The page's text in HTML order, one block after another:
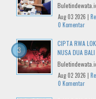
Aug 03 2026 |
0 Komentar
CIPTA RWA
NUSA DUA BALI
Aug 02 2026 |
0 Komentar